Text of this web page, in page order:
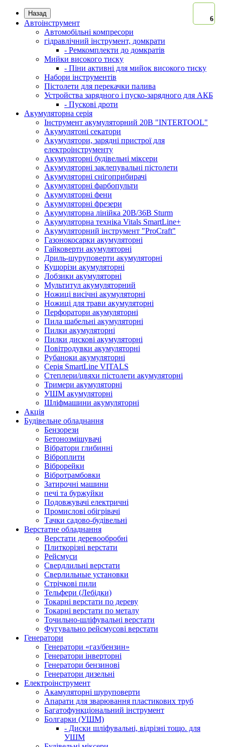
Назад
Автоінструмент
Автомобільні компресори
гідравлічний інструмент, домкрати
- Ремкомплекти до домкратів
Мийки високого тиску
- Піни активні для мийок високого тиску
Набори інструментів
Пістолети для перекачки палива
Устройства зарядного і пуско-зарядного для АКБ
- Пускові дроти
Акумуляторна серія
Інструмент акумуляторний 20В "INTERTOOL"
Акумулятоні секатори
Акумулятори, зарядні пристрої для
електроінструменту
Акумуляторні будівельні міксери
Акумуляторні заклепувальні пістолети
Акумуляторні снігоприбирачі
Акумуляторні фарбопульти
Акумуляторні фени
Акумуляторні фрезери
Акумуляторна лінійка 20В/36В Sturm
Акумуляторна техніка Vitals SmartLine+
Акумуляторний інструмент "ProCraft"
Газонокосарки акумуляторні
Гайковерти акумуляторні
Дриль-шуруповерти акумуляторні
Кущорізи акумуляторні
Лобзики акумуляторні
Мультитул акумуляторний
Ножиці висічні акумуляторні
Ножиці для трави акумуляторні
Перфоратори акумуляторні
Пила шабельні акумуляторні
Пилки акумуляторні
Пилки дискові акумуляторні
Повітродувки акумуляторні
Рубаноки акумуляторні
Серія SmartLine VITALS
Степлери/цвяхи пістолети акумуляторні
Тримери акумуляторні
УШМ акумуляторні
Шліфмашини акумуляторні
Акція
Будівельне обладнання
Бензорези
Бетонозмішувачі
Вібратори глибинні
Віброплити
Віброрейки
Вібротрамбовки
Затирочні машини
печі та буржуйки
Подовжувачі електричні
Промислові обігрівачі
Тачки садово-будівельні
Верстатне обладнання
Верстати деревообробні
Плиткорізні верстати
Рейсмуси
Свердлильні верстати
Сверлильные установки
Стрічкові пили
Тельфери (Лебідки)
Токарні верстати по дереву
Токарні верстати по металу
Точильно-шліфувальні верстати
Фугувально рейсмусові верстати
Генератори
Генератори «газ/бензин»
Генератори інверторні
Генератори бензинові
Генератори дизельні
Електроінструмент
Акамуляторні шуруповерти
Апарати для зварювання пластикових труб
Багатофункціональний інструмент
Болгарки (УШМ)
- Диски шліфувальні, відрізні тощо. для
УШМ
6